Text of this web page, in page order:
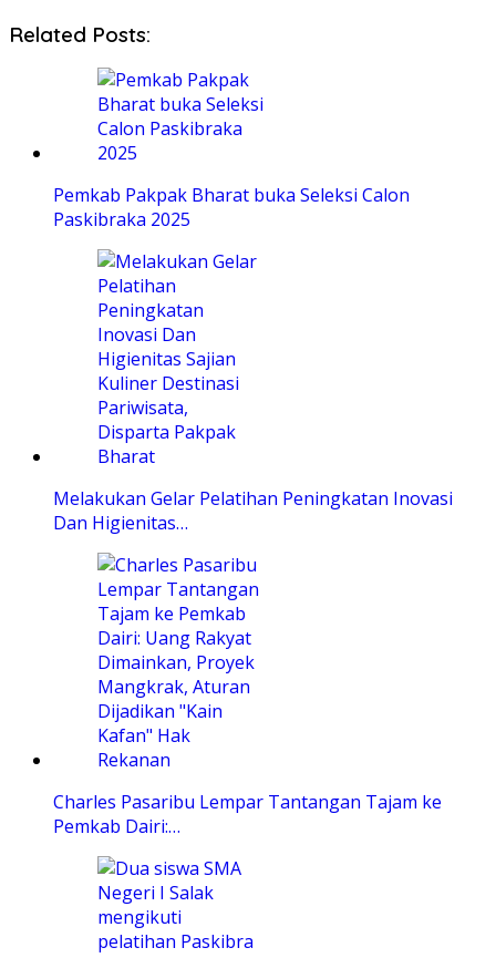
Related Posts:
Pemkab Pakpak Bharat buka Seleksi Calon
Paskibraka 2025
Melakukan Gelar Pelatihan Peningkatan Inovasi
Dan Higienitas…
Charles Pasaribu Lempar Tantangan Tajam ke
Pemkab Dairi:…